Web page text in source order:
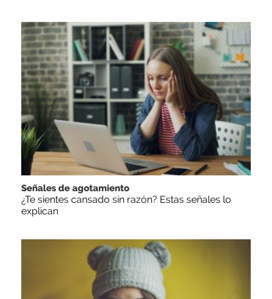
Señales de agotamiento
¿Te sientes cansado sin razón? Estas señales lo
explican